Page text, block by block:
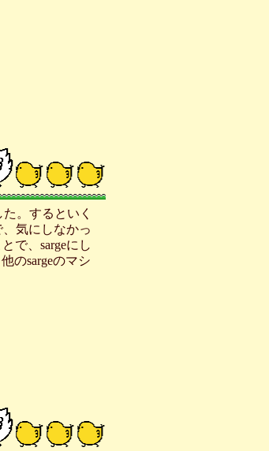
。するといく
気にしなかっ
で、sargeにし
のsargeのマシ